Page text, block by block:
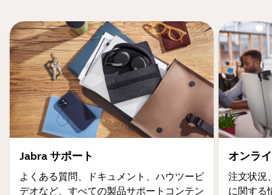
Jabra サポート
よくある質問、ドキュメント、ハウツービ
デオなど、すべての製品サポートコンテン
オンラ
注文状況
に関する